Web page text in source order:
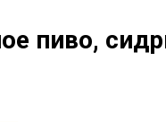
пиво,